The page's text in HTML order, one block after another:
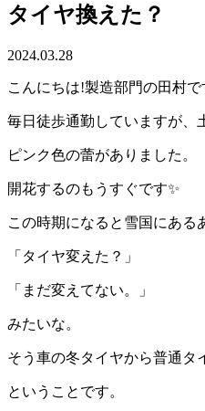
タイヤ換えた？
2024.03.28
こんにちは!製造部門の田村で
毎日徒歩通勤していますが、
ピンク色の蕾がありました。
開花するのもうすぐです✨
この時期になると雪国にある
「タイヤ変えた？」
「まだ変えてない。」
みたいな。
そう車の冬タイヤから普通タ
ということです。